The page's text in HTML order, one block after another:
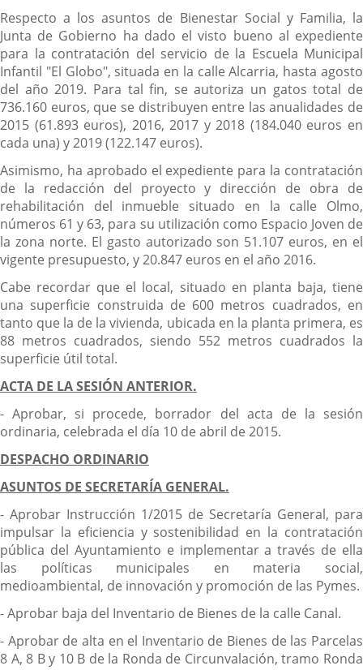
Respecto a los asuntos de Bienestar Social y Familia, la
Junta de Gobierno ha dado el visto bueno al expediente
para la contratación del servicio de la Escuela Municipal
Infantil "El Globo", situada en la calle Alcarria, hasta agosto
del año 2019. Para tal fin, se autoriza un gatos total de
736.160 euros, que se distribuyen entre las anualidades de
2015 (61.893 euros), 2016, 2017 y 2018 (184.040 euros en
cada una) y 2019 (122.147 euros).
Asimismo, ha aprobado el expediente para la contratación
de la redacción del proyecto y dirección de obra de
rehabilitación del inmueble situado en la calle Olmo,
números 61 y 63, para su utilización como Espacio Joven de
la zona norte. El gasto autorizado son 51.107 euros, en el
vigente presupuesto, y 20.847 euros en el año 2016.
Cabe recordar que el local, situado en planta baja, tiene
una superficie construida de 600 metros cuadrados, en
tanto que la de la vivienda, ubicada en la planta primera, es
88 metros cuadrados, siendo 552 metros cuadrados la
superficie útil total.
ACTA DE LA SESIÓN ANTERIOR.
- Aprobar, si procede, borrador del acta de la sesión
ordinaria, celebrada el día 10 de abril de 2015.
DESPACHO ORDINARIO
ASUNTOS DE SECRETARÍA GENERAL.
- Aprobar Instrucción 1/2015 de Secretaría General, para
impulsar la eficiencia y sostenibilidad en la contratación
pública del Ayuntamiento e implementar a través de ella
las políticas municipales en materia social,
medioambiental, de innovación y promoción de las Pymes.
- Aprobar baja del Inventario de Bienes de la calle Canal.
- Aprobar de alta en el Inventario de Bienes de las Parcelas
8 A, 8 B y 10 B de la Ronda de Circunvalación, tramo Ronda